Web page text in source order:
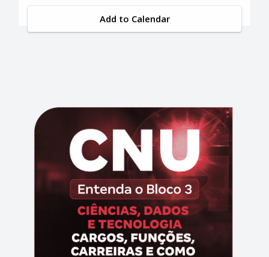
Add to Calendar